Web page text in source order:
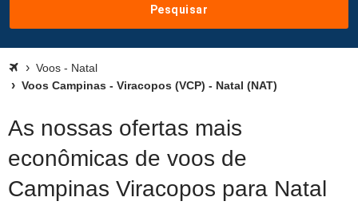
Pesquisar
Voos - Natal
Voos Campinas - Viracopos (VCP) - Natal (NAT)
As nossas ofertas mais
econômicas de voos de
Campinas Viracopos para Natal